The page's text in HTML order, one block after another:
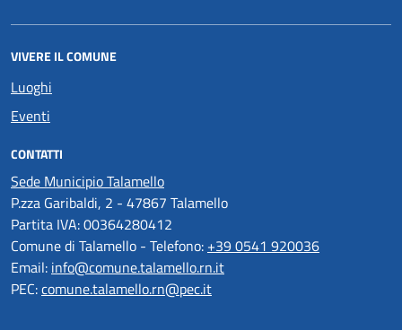
VIVERE IL COMUNE
Luoghi
Eventi
CONTATTI
Sede Municipio Talamello
P.zza Garibaldi, 2 - 47867 Talamello
Partita IVA: 00364280412
Comune di Talamello - Telefono: +39 0541 920036
Email: info@comune.talamello.rn.it
PEC:comune.talamello.rn@pec.it